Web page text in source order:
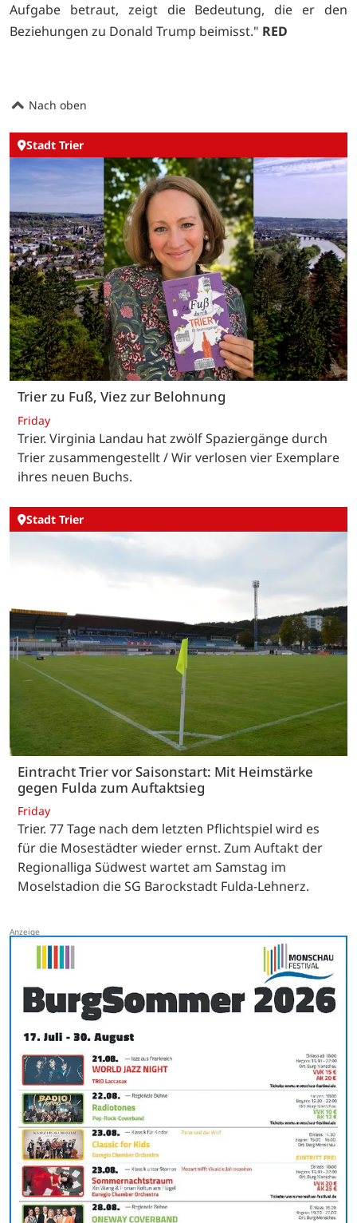
Aufgabe betraut, zeigt die Bedeutung, die er den
Beziehungen zu Donald Trump beimisst." RED
Nach oben
Stadt Trier
Trier zu Fuß, Viez zur Belohnung
Friday
Trier. Virginia Landau hat zwölf Spaziergänge durch
Trier zusammengestellt / Wir verlosen vier Exemplare
ihres neuen Buchs.
Stadt Trier
Eintracht Trier vor Saisonstart: Mit Heimstärke
gegen Fulda zum Auftaktsieg
Friday
Trier. 77 Tage nach dem letzten Pflichtspiel wird es
für die Mosestädter wieder ernst. Zum Auftakt der
Regionalliga Südwest wartet am Samstag im
Moselstadion die SG Barockstadt Fulda-Lehnerz.